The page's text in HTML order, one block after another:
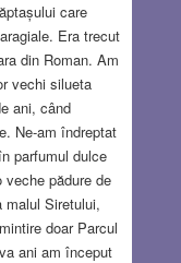
care
Era trecut
din Roman. Am
vechi silueta
ani, când
Ne-am îndreptat
parfumul dulce
pădure de
malul Siretului,
doar Parcul
ani am început